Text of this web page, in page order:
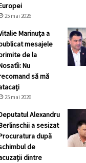
25 mai 2026
Marinuța a
mesajele
de la
Nu
să mă
25 mai 2026
Alexandru
a sesizat
după
de
dintre